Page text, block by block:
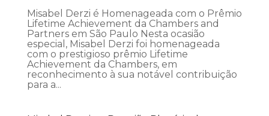
Misabel Derzi é Homenageada com o Prêmio
Lifetime Achievement da Chambers and
Partners em São Paulo Nesta ocasião
especial, Misabel Derzi foi homenageada
com o prestigioso prêmio Lifetime
Achievement da Chambers, em
reconhecimento à sua notável contribuição
para a...